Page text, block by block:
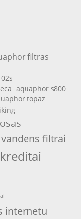
filtras
aquaphor s800
topaz
filtrai
internetu